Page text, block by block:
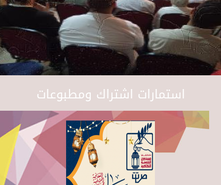
استمارات اشتراك ومطبوعات